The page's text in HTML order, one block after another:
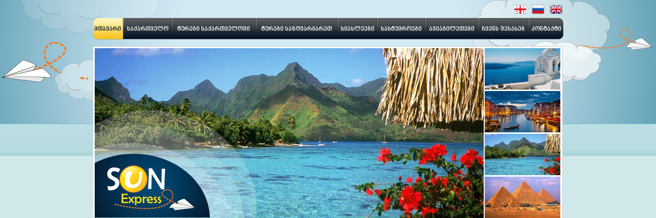
მთავარი საქართველო ტურები საქართველოში ტურები საზღვარგარეთ სიახლეები სასტუმროები ავიაბილეთები ჩვენს შესახებ კონტაქტი